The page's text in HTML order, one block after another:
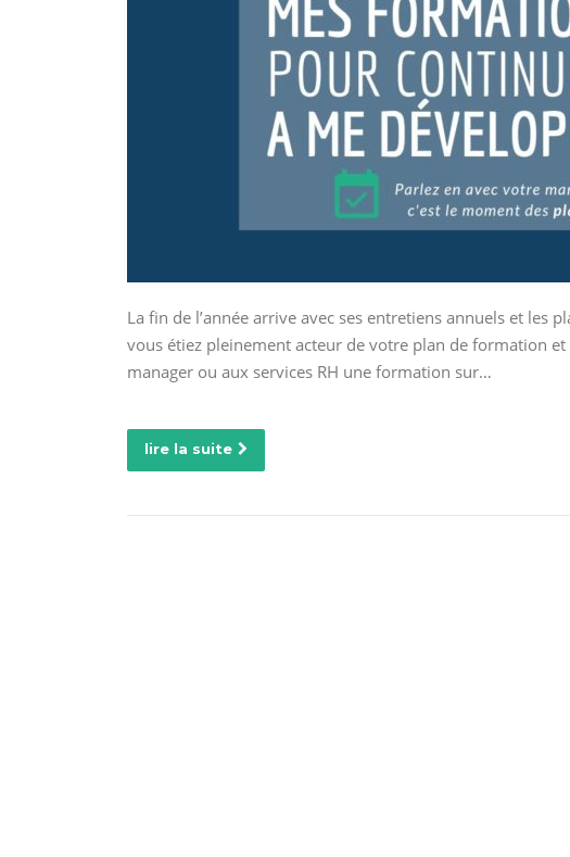
La fin de l’année arrive avec ses entretiens annuels et les
vous étiez pleinement acteur de votre plan de formation
manager ou aux services RH une formation sur…
lire la suite